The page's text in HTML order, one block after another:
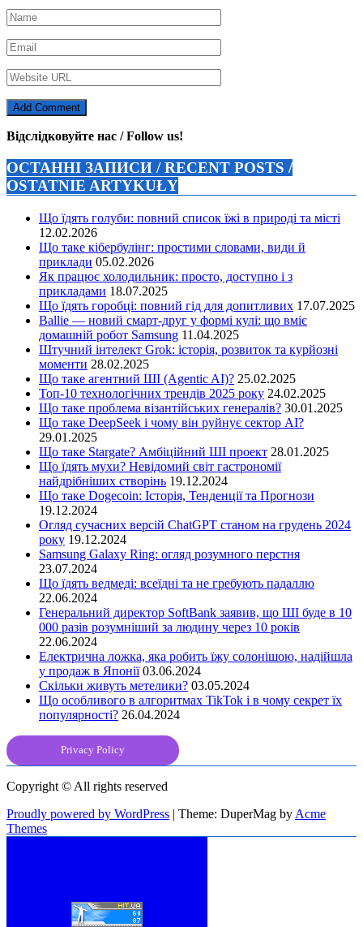
Відслідковуйте нас / Follow us!
ОСТАННІ ЗАПИСИ / RECENT POSTS /
OSTATNIE ARTYKUŁY
Що їдять голуби: повний список їжі в природі та місті
12.02.2026
Що таке кібербулінг: простими словами, види й
приклади 05.02.2026
Як працює холодильник: просто, доступно і з
прикладами 18.07.2025
Що їдять горобці: повний гід для допитливих 17.07.2025
Ballie — новий смарт-друг у формі кулі: що вміє
домашній робот Samsung 11.04.2025
Штучний інтелект Grok: історія, розвиток та курйозні
моменти 28.02.2025
Що таке агентний ШІ (Agentic AI)? 25.02.2025
Топ-10 технологічних трендів 2025 року 24.02.2025
Що таке проблема візантійських генералів? 30.01.2025
Що таке DeepSeek і чому він руйнує сектор АІ?
29.01.2025
Що таке Stargate? Амбіційний ШІ проект 28.01.2025
Що їдять мухи? Невідомий світ гастрономії
найдрібніших створінь 19.12.2024
Що таке Dogecoin: Історія, Тенденції та Прогнози
19.12.2024
Огляд сучасних версій ChatGPT станом на грудень 2024
року 19.12.2024
Samsung Galaxy Ring: огляд розумного перстня
23.07.2024
Що їдять ведмеді: всеїдні та не гребують падаллю
22.06.2024
Генеральний директор SoftBank заявив, що ШІ буде в 10
000 разів розумніший за людину через 10 років
22.06.2024
Електрична ложка, яка робить їжу солонішою, надійшла
у продаж в Японії 03.06.2024
Скільки живуть метелики? 03.05.2024
Що особливого в алгоритмах TikTok і в чому секрет їх
популярності? 26.04.2024
Privacy Policy
Copyright © All rights reserved
Proudly powered by WordPress | Theme: DuperMag by Acme
Themes